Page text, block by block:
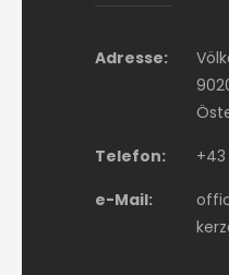
Adresse:
Telefon:
e-Mail: